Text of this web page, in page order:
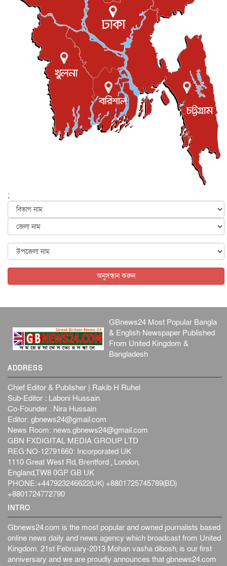
ইউকে কমিউনিটি ৫ আগস্ট, ২০২৬
প্রধানমন্ত্রীকে সৌদি আরব সফরের আমন্ত্রণ
জাতীয় ৫ আগস্ট, ২০২৬
জুলাই গণ-অভ্যুত্থান দিবস আজ, স্মরণে দেশজুড়ে কর্মসূচি
জাতীয় ৫ আগস্ট, ২০২৬
জনগণ পরিবর্তন চেয়েছে বলেই জুলাই আন্দোলন সফল :
৫ আগস্ট, ২০২৬
বেনজীর আহমেদের সঙ্গে পরীমনির ঘনিষ্ঠ সম্পর্ক ছিল : নাসির
মাহম...
জাতীয় ৫ আগস্ট, ২০২৬
হরমুজ নিয়ে ইরান-মার্কিন চুক্তি হতে পারে আজ : মার্কিন অর্থমন...
৫ আগস্ট, ২০২৬
পৃথিবীর দিকে আসছে বিধ্বংসী বস্তু, পারমাণবিক বোমা দিয়ে করা
আন্তর্জাতিক ৫ আগস্ট, ২০২৬
কেনিয়ায় ১৫ হাতির রহস্যজনক মৃত্যু, সন্দেহের মুখে কীটনাশকের
আন্তর্জাতিক ৫ আগস্ট, ২০২৬
;
অনুসন্ধান করুন
GBnews24 Most Popular Bangla
& English Newspaper Published
From United Kingdom &
Bangladesh
ADDRESS
Chief Editor & Publisher | Rakib H Ruhel
Sub-Editor : Laboni Hussain
Co-Founder : Nira Hussain
Editor: gbnews24@gmail.com
News Room: news.gbnews24@gmail.com
GBN FXDIGITAL MEDIA GROUP LTD
REG:NO-12791660: Incorporated UK
1110 Great West Rd, Brentford , London,
England,TW8 0GP GB UK
PHONE:+447923246622(UK) +8801725745789(BD)
+8801724772790
INTRO
Gbnews24.com is the most popular and owned journalists based
online news daily and news agency which broadcast from United
Kingdom. 21st February-2013 Mohan vasha dibosh, is our first
anniversary and we are proudly announces that gbnews24.com